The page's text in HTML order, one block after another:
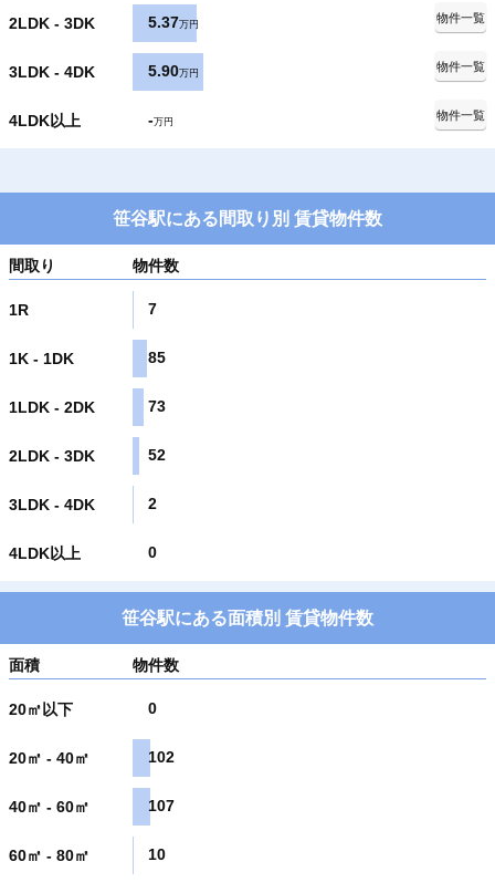
2LDK - 3DK 5.37万円
物件一覧
3LDK - 4DK 5.90万円
物件一覧
4LDK以上 -万円
物件一覧
笹谷駅にある間取り別 賃貸物件数
間取り 物件数
1R 7
1K - 1DK 85
1LDK - 2DK 73
2LDK - 3DK 52
3LDK - 4DK 2
4LDK以上 0
笹谷駅にある面積別 賃貸物件数
面積 物件数
20㎡以下 0
20㎡ - 40㎡ 102
40㎡ - 60㎡ 107
60㎡ - 80㎡ 10